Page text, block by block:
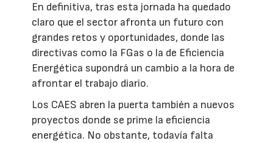
En definitiva, tras esta jornada ha quedado
claro que el sector afronta un futuro con
grandes retos y oportunidades, donde las
directivas como la FGas o la de Eficiencia
Energética supondrá un cambio a la hora de
afrontar el trabajo diario.
Los CAES abren la puerta también a nuevos
proyectos donde se prime la eficiencia
energética. No obstante, todavía falta